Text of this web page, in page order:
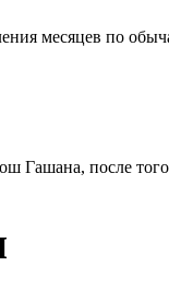
месяцев по
Гашана, после